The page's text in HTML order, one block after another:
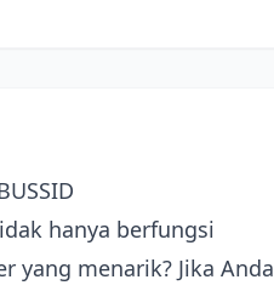
hanya berfungsi
yang menarik? Jika Anda